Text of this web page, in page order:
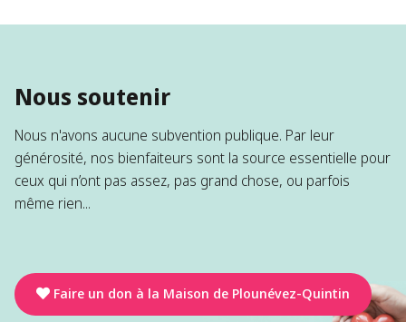
Nous soutenir
Nous n'avons aucune subvention publique. Par leur
générosité, nos bienfaiteurs sont la source essentielle pour
ceux qui n’ont pas assez, pas grand chose, ou parfois
même rien...
Faire un don à la Maison de Plounévez-Quintin